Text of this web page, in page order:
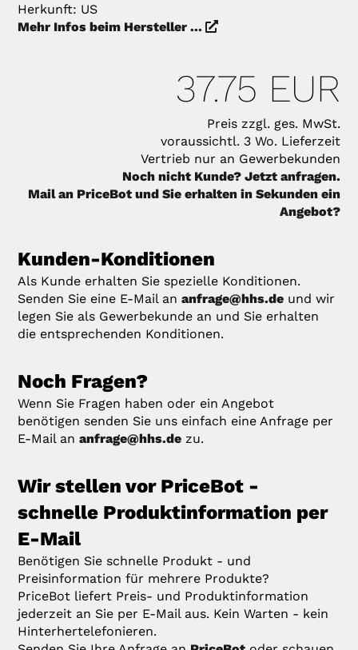
Herkunft: US
Mehr Infos beim Hersteller ...
37.75 EUR
Preis zzgl. ges. MwSt.
voraussichtl. 3 Wo. Lieferzeit
Vertrieb nur an Gewerbekunden
Noch nicht Kunde? Jetzt anfragen.
Mail an PriceBot und Sie erhalten in Sekunden ein
Angebot?
Kunden-Konditionen
Als Kunde erhalten Sie spezielle Konditionen.
Senden Sie eine E-Mail ananfrage@hhs.de und wir
legen Sie als Gewerbekunde an und Sie erhalten
die entsprechenden Konditionen.
Noch Fragen?
Wenn Sie Fragen haben oder ein Angebot
benötigen senden Sie uns einfach eine Anfrage per
E-Mail ananfrage@hhs.de zu.
Wir stellen vor PriceBot -
schnelle Produktinformation per
E-Mail
Benötigen Sie schnelle Produkt - und
Preisinformation für mehrere Produkte?
PriceBot liefert Preis- und Produktinformation
jederzeit an Sie per E-Mail aus. Kein Warten - kein
Hinterhertelefonieren.